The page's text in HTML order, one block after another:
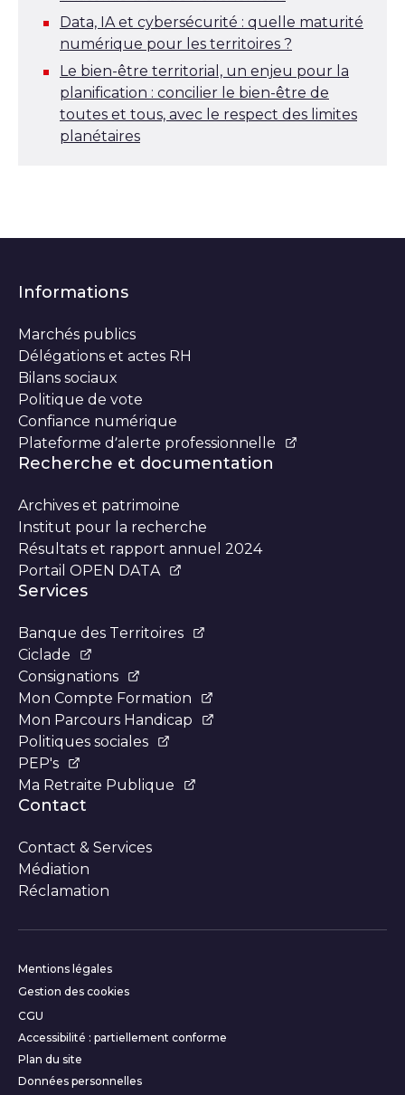
Data, IA et cybersécurité : quelle maturité
numérique pour les territoires ?
Le bien-être territorial, un enjeu pour la
planification : concilier le bien-être de
toutes et tous, avec le respect des limites
planétaires
Informations
Marchés publics
Délégations et actes RH
Bilans sociaux
Politique de vote
Confiance numérique
Plateforme d’alerte professionnelle
Recherche et documentation
Archives et patrimoine
Institut pour la recherche
Résultats et rapport annuel 2024
Portail OPEN DATA
Services
Banque des Territoires
Ciclade
Consignations
Mon Compte Formation
Mon Parcours Handicap
Politiques sociales
PEP's
Ma Retraite Publique
Contact
Contact & Services
Médiation
Réclamation
Informations
Mentions légales
Gestion des cookies
CGU
Accessibilité : partiellement conforme
Plan du site
Données personnelles